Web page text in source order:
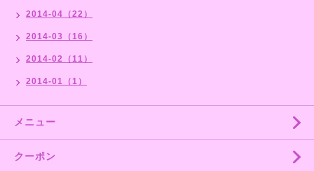
2014-04（22）
2014-03（16）
2014-02（11）
2014-01（1）
メニュー
クーポン